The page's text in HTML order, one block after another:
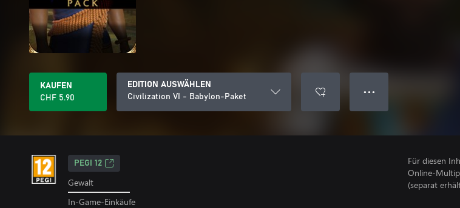
KAUFEN
CHF 5.90
EDITION AUSWÄHLEN
Civilization VI - Babylon-Paket
● ● ●
PEGI 12
Gewalt
In-Game-Einkäufe
Für diesen
Online-
(separat